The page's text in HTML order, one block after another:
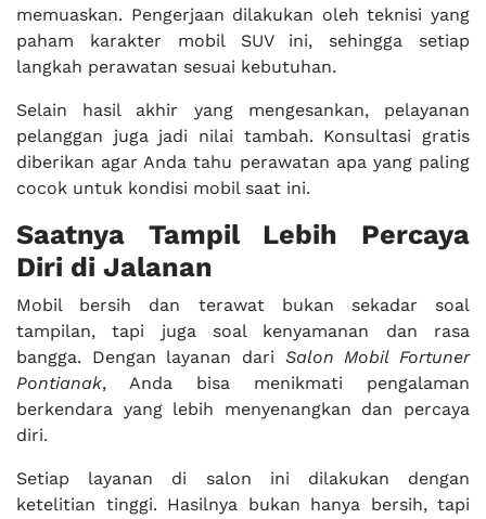
memuaskan. Pengerjaan dilakukan oleh teknisi yang
paham karakter mobil SUV ini, sehingga setiap
langkah perawatan sesuai kebutuhan.
Selain hasil akhir yang mengesankan, pelayanan
pelanggan juga jadi nilai tambah. Konsultasi gratis
diberikan agar Anda tahu perawatan apa yang paling
cocok untuk kondisi mobil saat ini.
Saatnya Tampil Lebih Percaya
Diri di Jalanan
Mobil bersih dan terawat bukan sekadar soal
tampilan, tapi juga soal kenyamanan dan rasa
bangga. Dengan layanan dari Salon Mobil Fortuner
Pontianak, Anda bisa menikmati pengalaman
berkendara yang lebih menyenangkan dan percaya
diri.
Setiap layanan di salon ini dilakukan dengan
ketelitian tinggi. Hasilnya bukan hanya bersih, tapi